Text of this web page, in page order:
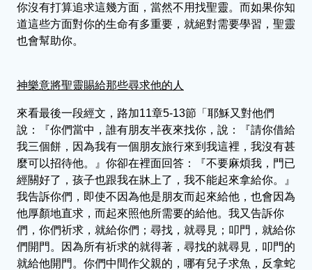
你沒有打算追求這幾方面，當然不用找聖靈。而如果你知
道這些方面對你的生命有多重要，就絕對需要學習，聖靈
也會幫助你。
神樂意將聖靈賜給那些尋求他的人
來看最後一段經文，路加11章5-13節「耶穌又對他們
說：『你們當中，誰有朋友半夜來找你，說：『請你借給
我三個餅，因為我有一個朋友旅行來到我這裡，我沒有甚
麼可以招待他。』你卻在裡面回答：『不要麻煩我，門已
經關好了，孩子也跟我在牀上了，我不能起來拿給你。』
我告訴你們，即使不因為他是朋友而起來給他，也會因為
他厚顏地直求，而起來照他所需要的給他。我又告訴你
們，你們祈求，就給你們；尋找，就尋見；叩門，就給你
們開門。因為所有祈求的就得著，尋找的就尋見，叩門的
就給他開門。你們中間作父親的，哪有兒子求魚，反拿蛇